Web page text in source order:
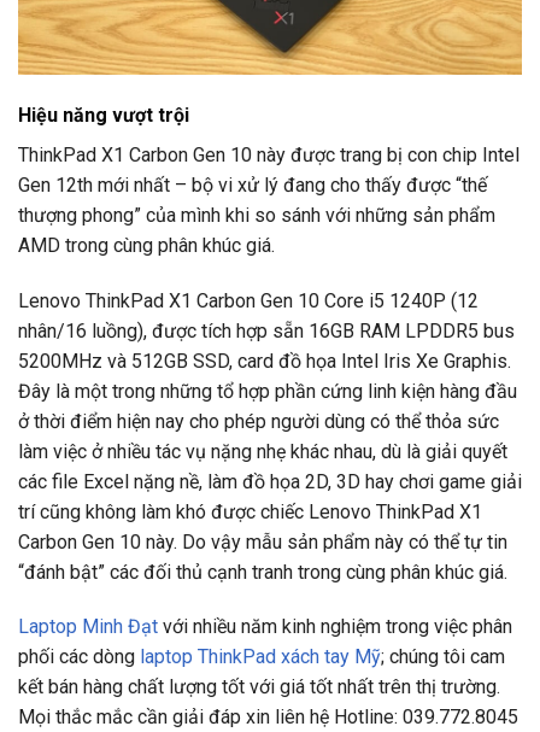
Hiệu năng vượt trội
ThinkPad X1 Carbon Gen 10 này được trang bị con chip Intel
Gen 12th mới nhất – bộ vi xử lý đang cho thấy được “thế
thượng phong” của mình khi so sánh với những sản phẩm
AMD trong cùng phân khúc giá.
Lenovo ThinkPad X1 Carbon Gen 10 Core i5 1240P (12
nhân/16 luồng), được tích hợp sẵn 16GB RAM LPDDR5 bus
5200MHz và 512GB SSD, card đồ họa Intel Iris Xe Graphis.
Đây là một trong những tổ hợp phần cứng linh kiện hàng đầu
ở thời điểm hiện nay cho phép người dùng có thể thỏa sức
làm việc ở nhiều tác vụ nặng nhẹ khác nhau, dù là giải quyết
các file Excel nặng nề, làm đồ họa 2D, 3D hay chơi game giải
trí cũng không làm khó được chiếc Lenovo ThinkPad X1
Carbon Gen 10 này. Do vậy mẫu sản phẩm này có thể tự tin
“đánh bật” các đối thủ cạnh tranh trong cùng phân khúc giá.
Laptop Minh Đạt với nhiều năm kinh nghiệm trong việc phân
phối các dòng laptop ThinkPad xách tay Mỹ; chúng tôi cam
kết bán hàng chất lượng tốt với giá tốt nhất trên thị trường.
Mọi thắc mắc cần giải đáp xin liên hệ Hotline: 039.772.8045